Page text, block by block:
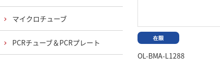
OL-BMA-L1288
マイクロチューブ
PCRチューブ＆PCRプレート